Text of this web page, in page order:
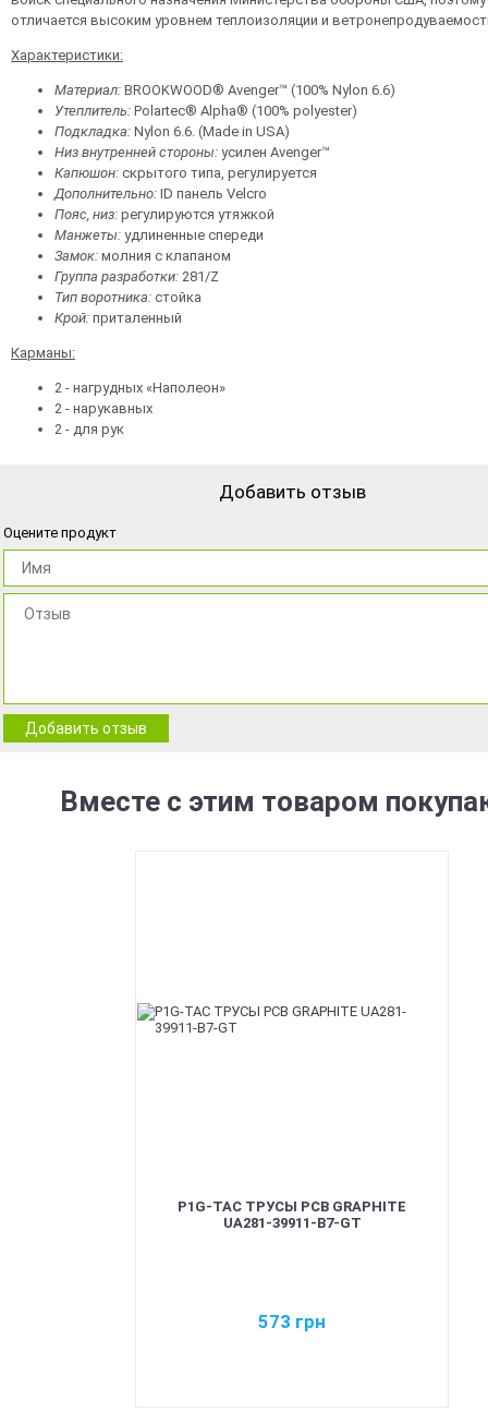
отличается высоким уровнем теплоизоляции и
Характеристики:
Материал: BROOKWOOD® Avenger™ (100% Nylon 6.6)
Утеплитель: Polartec® Alpha® (100% polyester)
Подкладка: Nylon 6.6. (Made in USA)
Низ внутренней стороны: усилен Avenger™
Капюшон: скрытого типа, регулируется
Дополнительно: ID панель Velcro
Пояс, низ: регулируются утяжкой
Манжеты: удлиненные спереди
Замок: молния с клапаном
Группа разработки: 281/Z
Тип воротника: стойка
Крой: приталенный
Карманы:
2 - нагрудных «Наполеон»
2 - нарукавных
2 - для рук
Добавить отзыв
Оцените продукт
Добавить отзыв
Вместе с этим товаром
P1G-TAC ТРУСЫ PCB GRAPHITE
UA281-39911-B7-GT
573 грн